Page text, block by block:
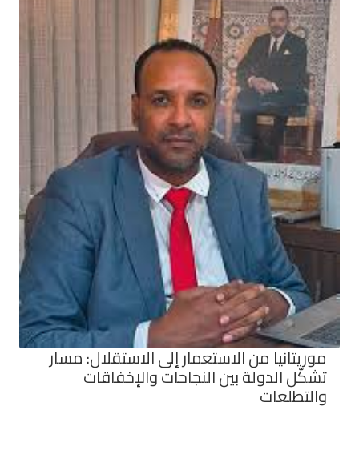
موريتانيا من الاستعمار إلى الاستقلال: مسار
تشكّل الدولة بين النجاحات والإخفاقات
والتطلعات